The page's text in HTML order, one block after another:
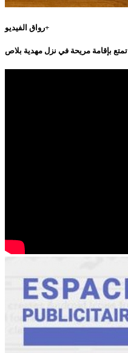
رواق الفيديو+
تمتع بإقامة مريحة في نزل مهدية بلاص